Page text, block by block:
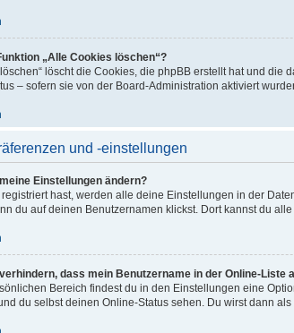
„Alle Cookies löschen“?
löschen“ löscht die Cookies, die phpBB erstellt hat und
– sofern sie von der Board-Administration aktiviert
und -einstellungen
Einstellungen ändern?
hast, werden alle deine Einstellungen in der
du auf deinen Benutzernamen klickst. Dort kannst du
dass mein Benutzername in der Online-Liste
Bereich findest du in den Einstellungen eine
du selbst deinen Online-Status sehen. Du wirst dann